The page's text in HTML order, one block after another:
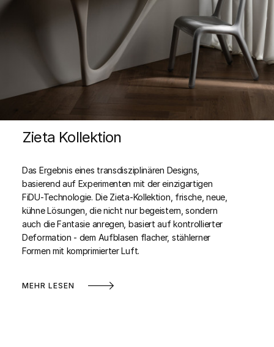
Zieta Kollektion
Das Ergebnis eines transdisziplinären Designs,
basierend auf Experimenten mit der einzigartigen
FiDU-Technologie. Die Zieta-Kollektion, frische, neue,
kühne Lösungen, die nicht nur begeistern, sondern
auch die Fantasie anregen, basiert auf kontrollierter
Deformation - dem Aufblasen flacher, stählerner
Formen mit komprimierter Luft.
MEHR LESEN